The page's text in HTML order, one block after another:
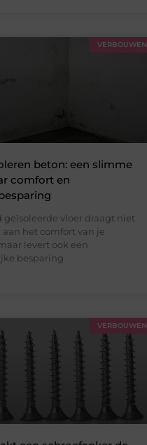
VERBOUWEN
beton: een slimme
comfort en
geïsoleerde vloer draagt niet
het comfort van je
levert ook een
besparing
VERBOUWEN